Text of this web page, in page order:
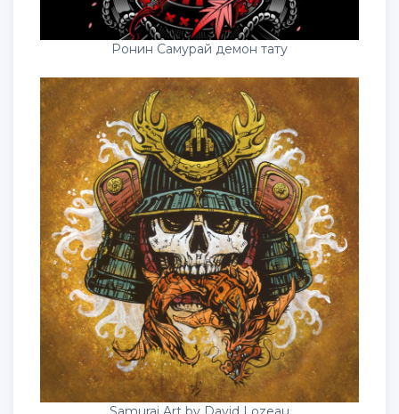
Ронин Самурай демон тату